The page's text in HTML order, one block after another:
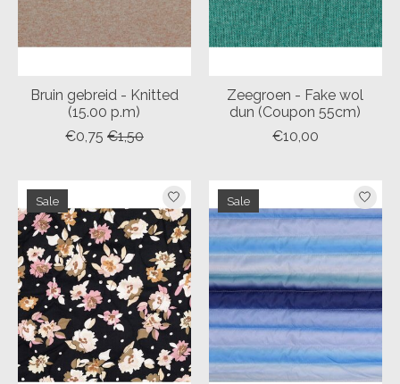
Bruin gebreid - Knitted
(15.00 p.m)
€0,75 €1,50
Zeegroen - Fake wol
dun (Coupon 55cm)
€10,00
Sale Sale